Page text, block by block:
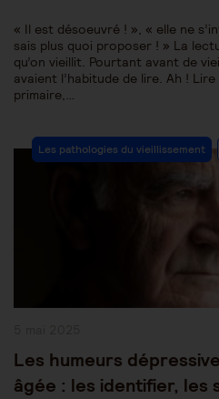
« Il est désoeuvré ! », « elle ne
sais plus quoi proposer ! » La
qu’on vieillit. Pourtant avant de
avaient l’habitude de lire. Ah !
primaire,…
Post
Category:
Les pathologies du vieillissement
Les humeurs
âgée : les identifier, les